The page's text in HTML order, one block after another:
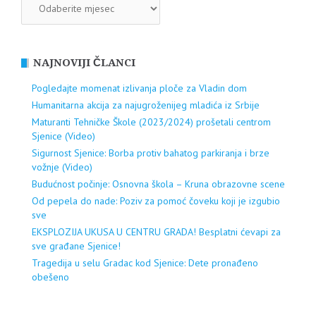
NAJNOVIJI ČLANCI
Pogledajte momenat izlivanja ploče za Vladin dom
Humanitarna akcija za najugroženijeg mladića iz Srbije
Maturanti Tehničke Škole (2023/2024) prošetali centrom
Sjenice (Video)
Sigurnost Sjenice: Borba protiv bahatog parkiranja i brze
vožnje (Video)
Budućnost počinje: Osnovna škola – Kruna obrazovne scene
Od pepela do nade: Poziv za pomoć čoveku koji je izgubio
sve
EKSPLOZIJA UKUSA U CENTRU GRADA! Besplatni ćevapi za
sve građane Sjenice!
Tragedija u selu Gradac kod Sjenice: Dete pronađeno
obešeno